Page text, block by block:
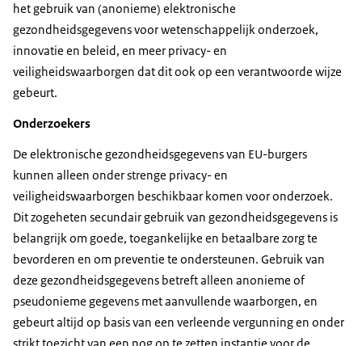
het gebruik van (anonieme) elektronische
gezondheidsgegevens voor wetenschappelijk onderzoek,
innovatie en beleid, en meer privacy- en
veiligheidswaarborgen dat dit ook op een verantwoorde wijze
gebeurt.
Onderzoekers
De elektronische gezondheidsgegevens van EU-burgers
kunnen alleen onder strenge privacy- en
veiligheidswaarborgen beschikbaar komen voor onderzoek.
Dit zogeheten secundair gebruik van gezondheidsgegevens is
belangrijk om goede, toegankelijke en betaalbare zorg te
bevorderen en om preventie te ondersteunen. Gebruik van
deze gezondheidsgegevens betreft alleen anonieme of
pseudonieme gegevens met aanvullende waarborgen, en
gebeurt altijd op basis van een verleende vergunning en onder